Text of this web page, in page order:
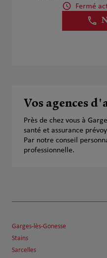
Fermé
Fermé
6 Amoyal
Vos agences
Près de chez vous à
santé et assurance
Par notre conseil
professionnelle.
Garges-lès-Gonesse
Stains
Sarcelles